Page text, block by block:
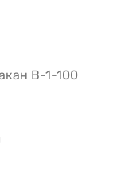
В-1-100